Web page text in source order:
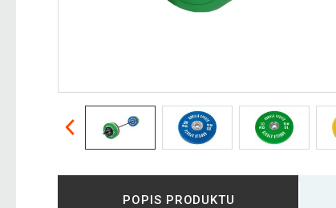
POPIS PRODUKTU